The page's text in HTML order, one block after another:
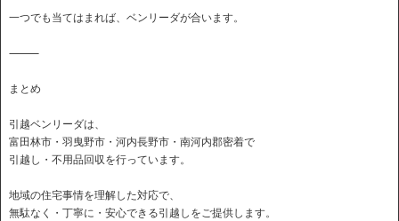
一つでも当てはまれば、ベンリーダが合います。
⸻
まとめ
引越ベンリーダは、
富田林市・羽曳野市・河内長野市・南河内郡密着で
引越し・不用品回収を行っています。
地域の住宅事情を理解した対応で、
無駄なく・丁寧に・安心できる引越しをご提供します。